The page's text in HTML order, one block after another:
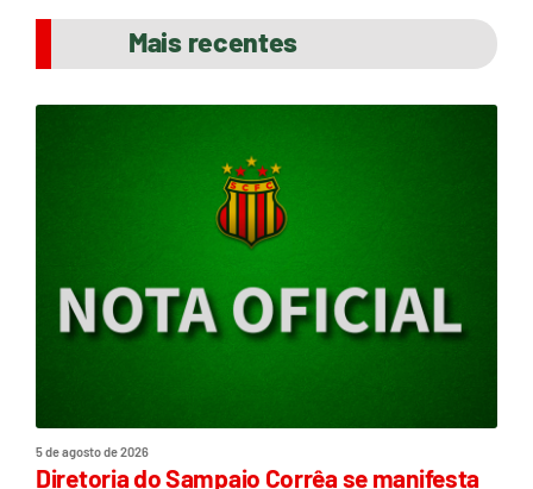
Mais recentes
5 de agosto de 2026
Diretoria do Sampaio Corrêa se manifesta